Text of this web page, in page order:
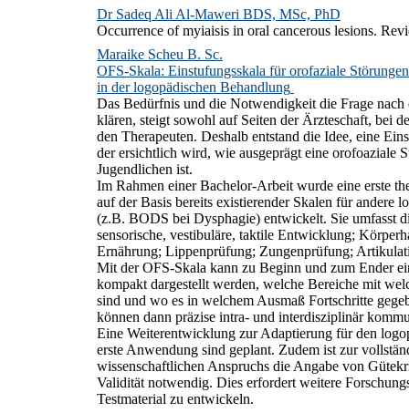
Dr Sadeq Ali Al-Maweri BDS, MSc, PhD
Occurrence of myiaisis in oral cancerous lesions.
Maraike Scheu B. Sc.
OFS-Skala: Einstufungsskala für orofaziale
in der logopädischen Behandlung
Das Bedürfnis und die Notwendigkeit die Frage
klären, steigt sowohl auf Seiten der Ärzteschaft, bei
den Therapeuten. Deshalb entstand die Idee, eine
der ersichtlich wird, wie ausgeprägt eine orofoaziale
Jugendlichen ist.
Im Rahmen einer Bachelor-Arbeit wurde eine erste
auf der Basis bereits existierender Skalen für andere
(z.B. BODS bei Dysphagie) entwickelt. Sie umfasst
sensorische, vestibuläre, taktile Entwicklung;
Ernährung; Lippenprüfung; Zungenprüfung;
Mit der OFS-Skala kann zu Beginn und zum Ender
kompakt dargestellt werden, welche Bereiche mit
sind und wo es in welchem Ausmaß Fortschritte
können dann präzise intra- und interdisziplinär
Eine Weiterentwicklung zur Adaptierung für den
erste Anwendung sind geplant. Zudem ist zur
wissenschaftlichen Anspruchs die Angabe von
Validität notwendig. Dies erfordert weitere
Testmaterial zu entwickeln.